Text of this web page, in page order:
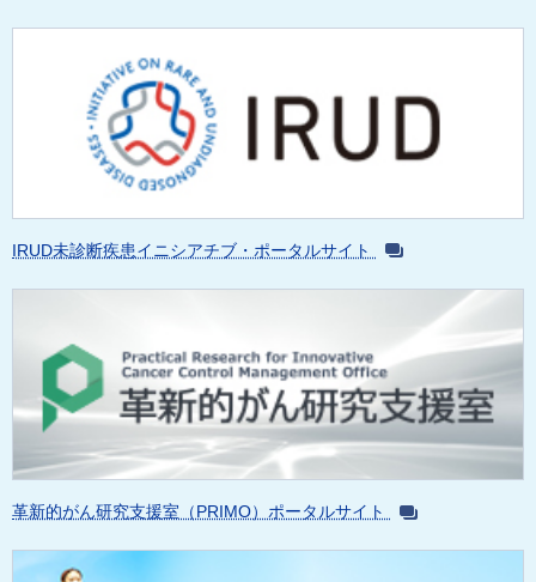
IRUD未診断疾患イニシアチブ・ポータルサイト
革新的がん研究支援室（PRIMO）ポータルサイト